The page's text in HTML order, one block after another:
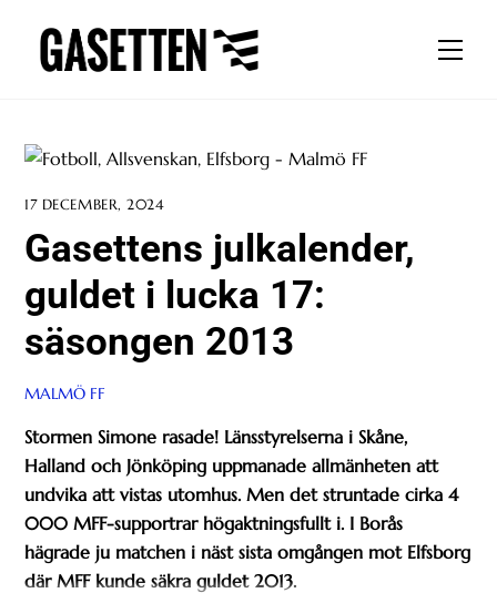
content
17 DECEMBER, 2024
Gasettens julkalender,
guldet i lucka 17:
säsongen 2013
MALMÖ FF
Stormen Simone rasade! Länsstyrelserna i Skåne,
Halland och Jönköping uppmanade allmänheten att
undvika att vistas utomhus. Men det struntade cirka 4
000 MFF-supportrar högaktningsfullt i. I Borås
hägrade ju matchen i näst sista omgången mot Elfsborg
där MFF kunde säkra guldet 2013.